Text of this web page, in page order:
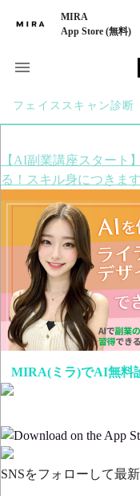
MIRA
App Store (無料)
フェイススキャン診断
【AI副業講座スタート
る！スキル身につきます
MIRA(ミラ)でAI無料
SNSをフォローして最